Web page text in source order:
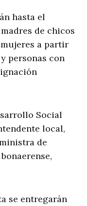
hasta el
de chicos
a partir
personas con
Social
local,
de
se entregarán